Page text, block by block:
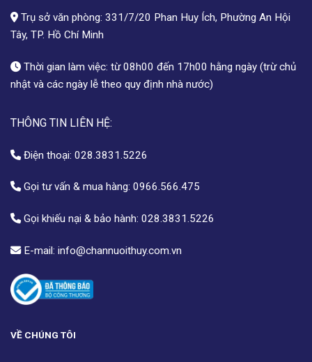
Trụ sở văn phòng: 331/7/20 Phan Huy Ích, Phường An Hội
Tây, TP. Hồ Chí Minh
Thời gian làm việc: từ 08h00 đến 17h00 hằng ngày (trừ chủ
nhật và các ngày lễ theo quy định nhà nước)
THÔNG TIN LIÊN HỆ:
Điện thoại: 028.3831.5226
Gọi tư vấn & mua hàng: 0966.566.475
Gọi khiếu nại & bảo hành: 028.3831.5226
E-mail: info@channuoithuy.com.vn
VỀ CHÚNG TÔI